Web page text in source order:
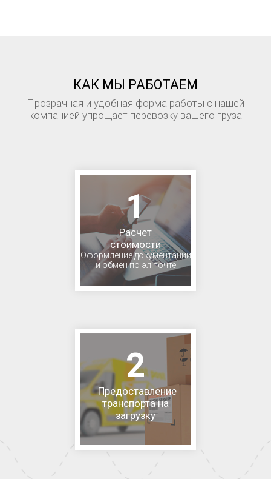
КАК МЫ РАБОТАЕМ
Прозрачная и удобная форма работы с нашей
компанией упрощает перевозку вашего груза
1
Расчет
стоимости
Оформление документации
и обмен по эл.почте
2
Предоставление
транспорта на
загрузку